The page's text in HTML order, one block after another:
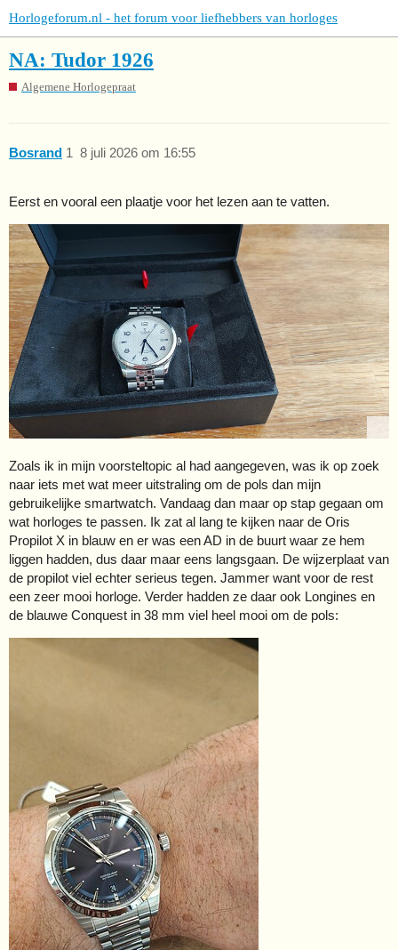
Horlogeforum.nl - het forum voor liefhebbers van horloges
NA: Tudor 1926
Algemene Horlogepraat
Bosrand 8 juli 2026 om 16:55
1
Eerst en vooral een plaatje voor het lezen aan te vatten.
Zoals ik in mijn voorsteltopic al had aangegeven, was ik op zoek
naar iets met wat meer uitstraling om de pols dan mijn
gebruikelijke smartwatch. Vandaag dan maar op stap gegaan om
wat horloges te passen. Ik zat al lang te kijken naar de Oris
Propilot X in blauw en er was een AD in de buurt waar ze hem
liggen hadden, dus daar maar eens langsgaan. De wijzerplaat van
de propilot viel echter serieus tegen. Jammer want voor de rest
een zeer mooi horloge. Verder hadden ze daar ook Longines en
de blauwe Conquest in 38 mm viel heel mooi om de pols: